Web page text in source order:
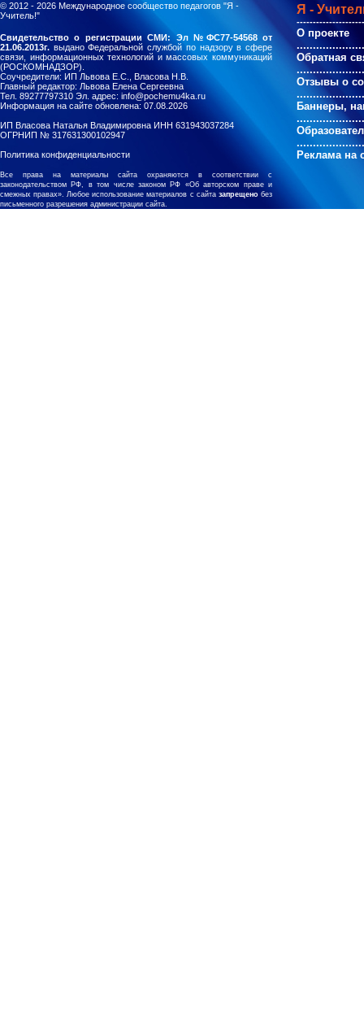
© 2012 - 2026 Международное сообщество педагогов "Я -
Учитель!"
Я -
О проекте
Обратная
Отзывы о
Баннеры,
Реклама на
Свидетельство о регистрации СМИ: Эл №ФС77-54568 от
21.06.2013г. выдано Федеральной службой по надзору в сфере
связи, информационных технологий и массовых коммуникаций
(РОСКОМНАДЗОР).
Соучредители: ИП Львова Е.С., Власова Н.В.
Главный редактор: Львова Елена Сергеевна
Тел. 89277797310 Эл. адрес: info@pochemu4ka.ru
Информация на сайте обновлена: 07.08.2026
ИП Власова Наталья Владимировна ИНН 631943037284
ОГРНИП № 317631300102947
Политика конфиденциальности
Все права на материалы сайта охраняются в соответствии с
законодательством РФ, в том числе законом РФ «Об авторском праве и
смежных правах». Любое использование материалов с сайта запрещенобез
письменного разрешения администрации сайта.